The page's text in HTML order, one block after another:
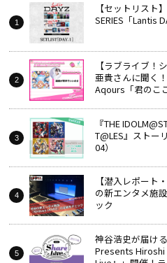
【セットリスト
SERIES「Lantis
【ラブライブ！
亜貴さんに聞く
Aqours「君のこ
『THE
T@LES』ストー
04）
【潜入レポート
の新エンタメ施
ック
神谷浩史が届ける
Presents Hiroshi